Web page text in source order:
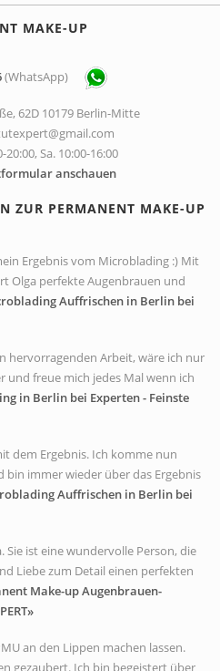
MAKE-UP
(WhatsApp)
62D 10179 Berlin-Mitte
20:00, Sa. 10:00-16:00
anschauen
ZUR PERMANENT MAKE-UP
Ergebnis vom Microblading :) Mit
Olga perfekte Augenbrauen und
Auffrischen in Berlin bei
hervorragenden Arbeit, wäre ich nur
und freue mich jedes Mal wenn ich
in Berlin bei Experten - Feinste
dem Ergebnis. Ich komme nun
bin immer wieder über das Ergebnis
Auffrischen in Berlin bei
Sie ist eine wundervolle Person, die
Liebe zum Detail einen perfekten
Make-up Augenbrauen-
an den Lippen machen lassen.
gezaubert. Ich bin begeistert über